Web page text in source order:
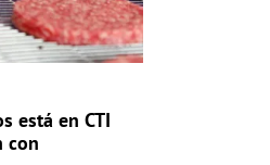
está en CTI
con